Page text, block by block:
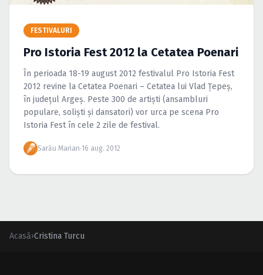
Caută în site...
FESTIVALURI
Pro Istoria Fest 2012 la Cetatea Poenari
În perioada 18-19 august 2012 festivalul Pro Istoria Fest
2012 revine la Cetatea Poenari – Cetatea lui Vlad Ţepeş,
în judeţul Argeş. Peste 300 de artişti (ansambluri
populare, solişti şi dansatori) vor urca pe scena Pro
Istoria Fest în cele 2 zile de festival.
Sarău Marian·16 aug. 2012
Acasă›Cristina Turcu